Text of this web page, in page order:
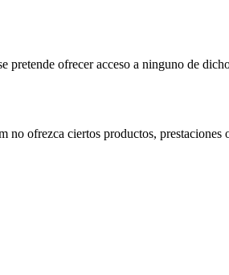
ofrecer acceso a ninguno de
ofrezca ciertos productos, prestaciones